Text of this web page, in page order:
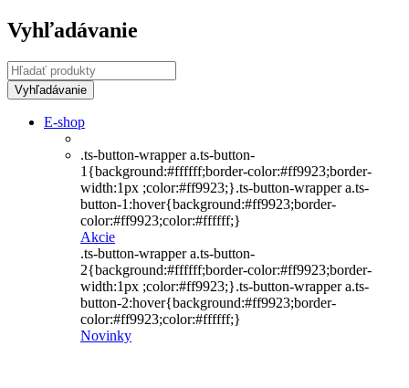
Vyhľadávanie
E-shop
.ts-button-wrapper a.ts-button-
1{background:#ffffff;border-color:#ff9923;border-
width:1px ;color:#ff9923;}.ts-button-wrapper a.ts-
button-1:hover{background:#ff9923;border-
color:#ff9923;color:#ffffff;}
Akcie
.ts-button-wrapper a.ts-button-
2{background:#ffffff;border-color:#ff9923;border-
width:1px ;color:#ff9923;}.ts-button-wrapper a.ts-
button-2:hover{background:#ff9923;border-
color:#ff9923;color:#ffffff;}
Novinky